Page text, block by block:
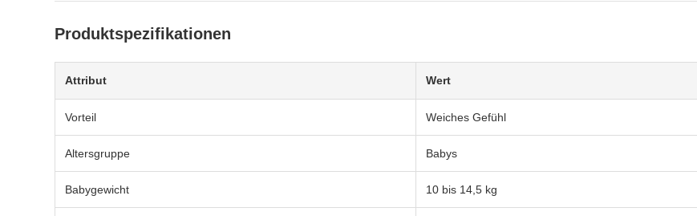
Produktspezifikationen
Attribut Wert
Vorteil Weiches Gefühl
Altersgruppe Babys
Babygewicht 10 bis 14,5 kg